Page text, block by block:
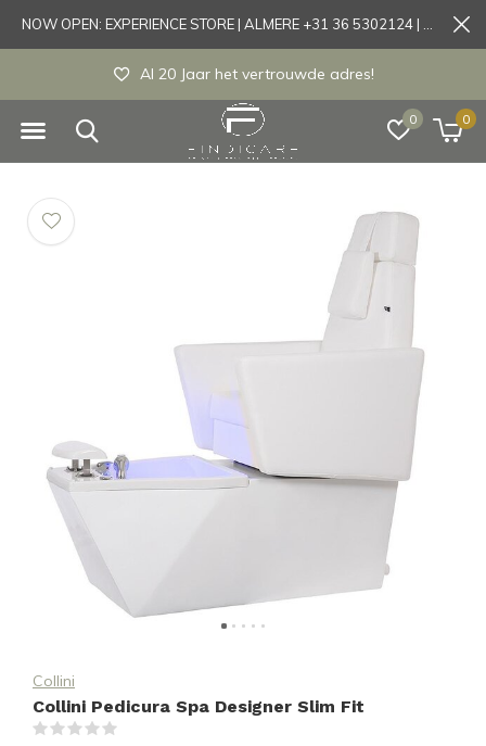
0 0
Al 20 Jaar het vertrouwde adres!
Collini
Collini Pedicura Spa Designer Slim Fit